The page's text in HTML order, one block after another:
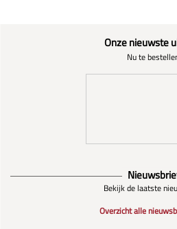
Onze nieuwste
Nu te
Bekijk de laatste
Overzicht alle